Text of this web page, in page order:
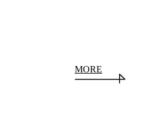
MORE